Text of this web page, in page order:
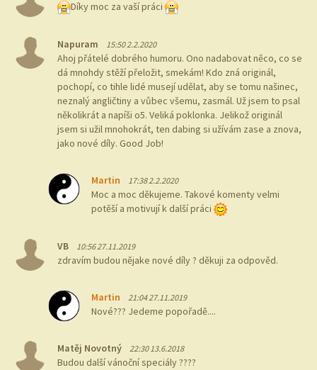
Díky moc za vaší práci
Napuram 15:50 2.2.2020
Ahoj přátelé dobrého humoru. Ono nadabovat něco, co se
dá mnohdy stěží přeložit, smekám! Kdo zná originál,
pochopí, co tihle lidé musejí udělat, aby se tomu našinec,
neznalý angličtiny a vůbec všemu, zasmál. Už jsem to psal
několikrát a napíši o5. Veliká poklonka. Jelikož originál
jsem si užil mnohokrát, ten dabing si užívám zase a znova,
jako nové díly. Good Job!
Martin 17:38 2.2.2020
Moc a moc děkujeme. Takové komenty velmi
potěší a motivují k další práci
VB 10:56 27.11.2019
zdravím budou nějake nové díly ? děkuji za odpověd.
Martin 21:04 27.11.2019
Nové??? Jedeme popořadě....
Matěj Novotný 22:30 13.6.2018
Budou další vánoční speciály ????